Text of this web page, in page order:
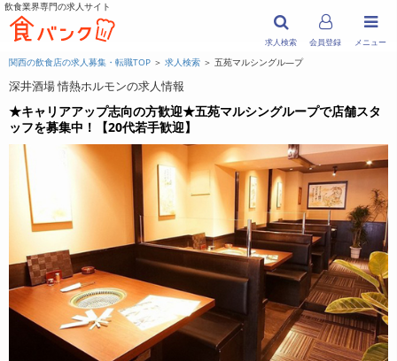
飲食業界専門の求人サイト
メニュー
求人検索 会員登録
関西の飲食店の求人募集・転職TOP ＞ 求人検索 ＞ 五苑マルシングル―プ
深井酒場 情熱ホルモンの求人情報
★キャリアアップ志向の方歓迎★五苑マルシングループで店舗スタ
ッフを募集中！【20代若手歓迎】